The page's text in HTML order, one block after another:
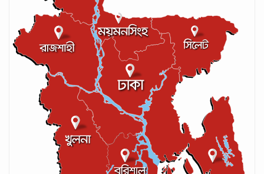
লঙ্কান কোচকে ২০ বছরের জন্য নিষিদ্ধ ঘোষণা
সেপ্টেম্বর ২০, ২০২৪
আইসিসির লেভেল-৩ কোচের স্বীকৃতি পেলেন
আশরাফুল
সেপ্টেম্বর ১৭, ২০২৪